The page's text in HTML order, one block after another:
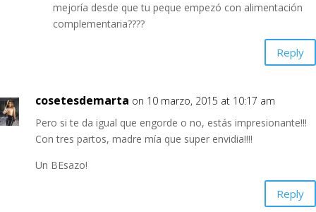
mejoría desde que tu peque empezó con alimentación
complementaria????
Reply
cosetesdemarta on 10 marzo, 2015 at 10:17 am
Pero si te da igual que engorde o no, estás impresionante!!!
Con tres partos, madre mía que super envidia!!!!
Un BEsazo!
Reply